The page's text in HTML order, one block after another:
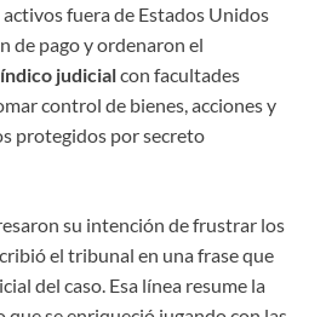
fuera de Estados Unidos
de pago y ordenaron el
judicialcon facultades
control de bienes, acciones y
protegidos por secreto
su intención de frustrar los
el tribunal en una frase que
del caso. Esa línea resume la